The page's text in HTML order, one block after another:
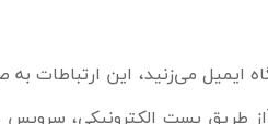
می‏‌زنید، این ارتباطات
طریق پست الکترونیکی،